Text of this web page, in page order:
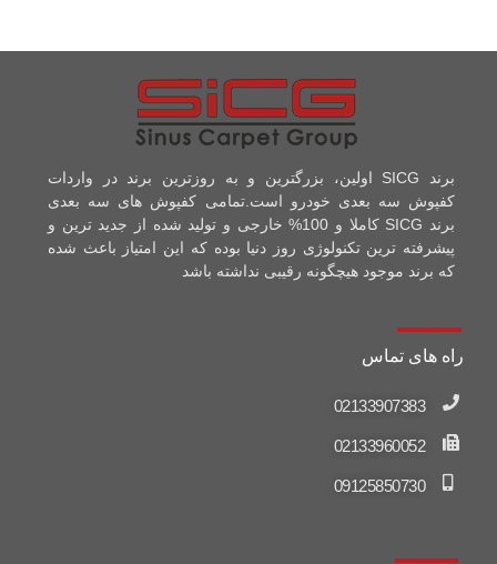
برند SICG اولین، بزرگترین و به روزترین برند در واردات
کفپوش سه بعدی خودرو است.تمامی کفپوش های سه بعدی
برند SICG کاملا و 100% خارجی و تولید شده از جدید ترین و
پیشرفته ترین تکنولوژی روز دنیا بوده که این امتیاز باعث شده
که برند موجود هیچگونه رقیبی نداشته باشد
راه های تماس
02133907383
02133960052
09125850730